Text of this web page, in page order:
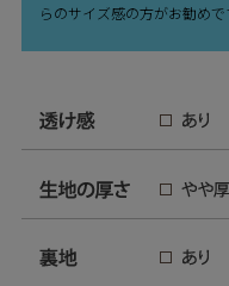
らのサイズ感の方がお勧めで